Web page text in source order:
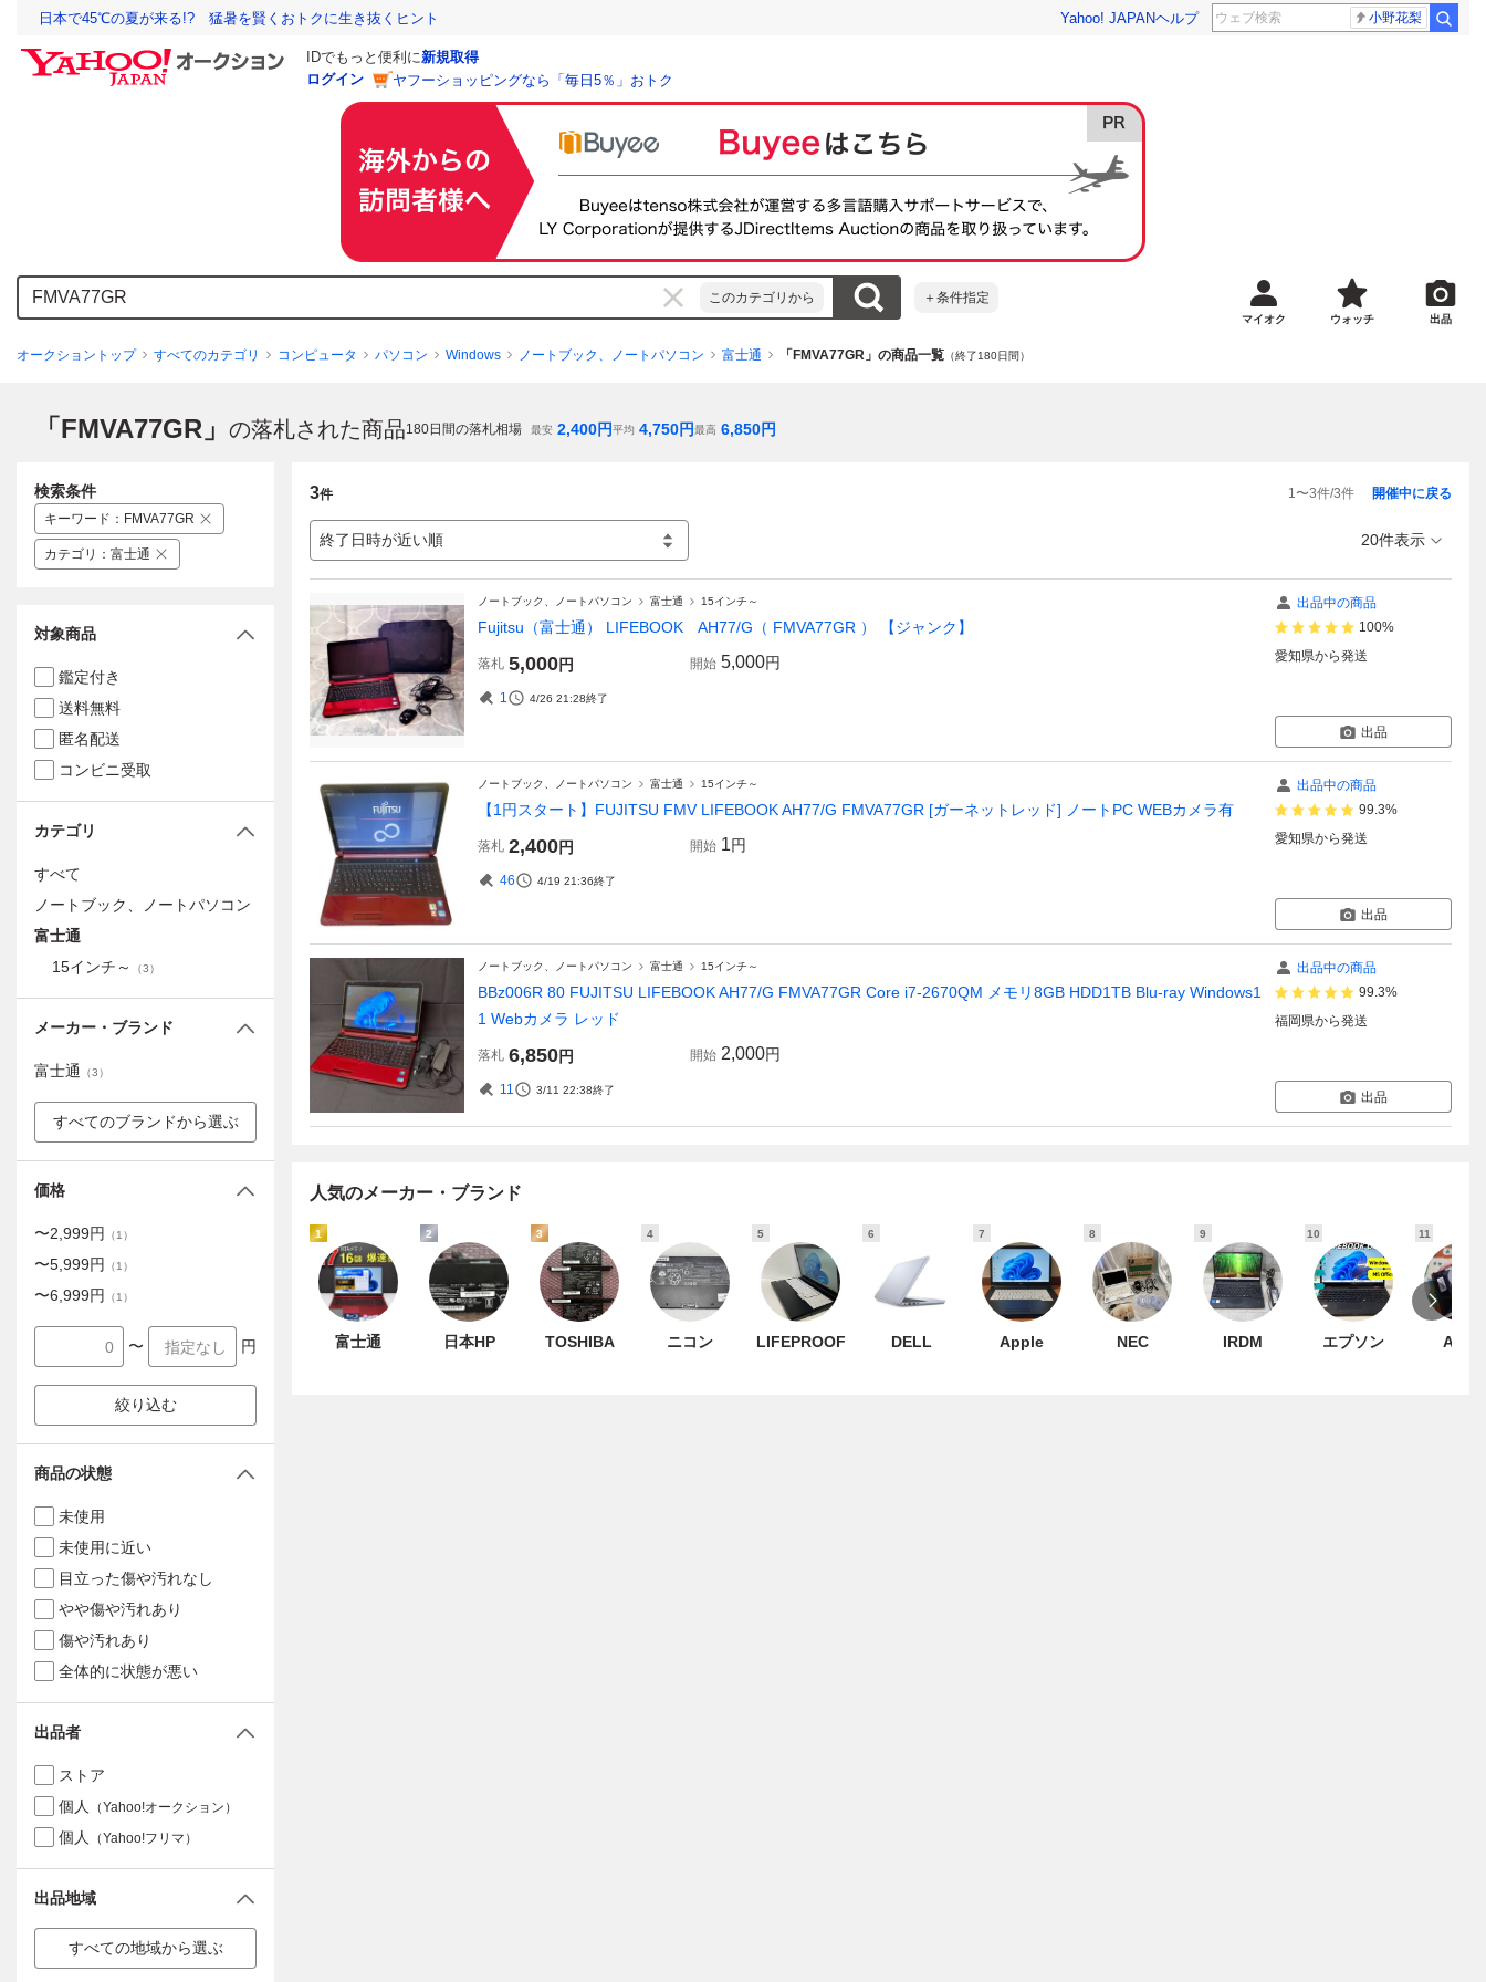
日本で45℃の夏が来る!? 猛暑を賢くおトクに生き抜くヒント Yahoo! JAPANヘルプ 小野花梨
IDでもっと便利に新規取得
ログイン
ヤフーショッピングなら「毎日5％」おトク
このカテゴリから ＋条件指定
マイオク ウォッチ 出品
オークショントップ すべてのカテゴリ コンピュータ パソコン Windows ノートブック、ノートパソコン 富士通 「FMVA77GR」の商品一覧 （終了180日間）
「FMVA77GR」 の落札された商品180日間の落札相場 最安 2,400円平均 4,750円最高 6,850円
3件 1〜3件/3件
終了日時が近い順
開催中に戻る
20件表示
ノートブック、ノートパソコン 富士通 15インチ～
Fujitsu（富士通） LIFEBOOK AH77/G（ FMVA77GR ） 【ジャンク】
落札 5,000円 開始 5,000円
1 4/26 21:28終了
出品中の商品
100%
愛知県から発送
出品
ノートブック、ノートパソコン 富士通 15インチ～
【1円スタート】FUJITSU FMV LIFEBOOK AH77/G FMVA77GR [ガーネットレッド] ノートPC WEBカメラ有
落札 2,400円 開始 1円
46 4/19 21:36終了
出品中の商品
99.3%
愛知県から発送
出品
ノートブック、ノートパソコン 富士通 15インチ～
BBz006R 80 FUJITSU LIFEBOOK AH77/G FMVA77GR Core i7-2670QM メモリ8GB HDD1TB Blu-ray Windows1
1 Webカメラ レッド
落札 6,850円 開始 2,000円
11 3/11 22:38終了
出品中の商品
99.3%
福岡県から発送
出品
人気のメーカー・ブランド
1
富士通
2
日本HP
3
TOSHIBA
4
ニコン
5
LIFEPROOF
6
DELL
7
Apple
8
NEC
9
IRDM
10
エプソン
11
ASUS
検索条件
キーワード ： FMVA77GR
カテゴリ ： 富士通
対象商品
鑑定付き
送料無料
匿名配送
コンビニ受取
カテゴリ
すべて
ノートブック、ノートパソコン
富士通
15インチ～
（3）
メーカー・ブランド
富士通 （3）
すべてのブランドから選ぶ
価格
〜2,999円 （1 ）
〜5,999円 （1 ）
〜6,999円 （1 ）
〜 円
絞り込む
商品の状態
未使用
未使用に近い
目立った傷や汚れなし
やや傷や汚れあり
傷や汚れあり
全体的に状態が悪い
出品者
ストア
個人
（Yahoo!オークション）
個人 （Yahoo!フリマ）
出品地域
すべての地域から選ぶ